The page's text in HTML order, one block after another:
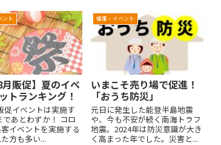
ント
月販促】夏のイベ
トランキング！
促イベントは実施す
であとわずか！ コロ
イベントを実施する
方も多い...
催事・イベント
いまこそ売り場で促進！
「おうち防災」
元日に発生した能登半島地震
や、今も不安が続く南海トラフ
地震。2024年は防災意識が大き
く高まった年でした。災害と...